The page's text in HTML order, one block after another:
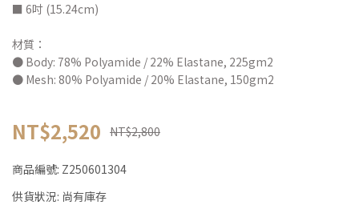
■ 6吋 (15.24cm)
材質：
● Body: 78% Polyamide / 22% Elastane, 225gm2
● Mesh: 80% Polyamide / 20% Elastane, 150gm2
NT$2,520 NT$2,800
商品編號: Z250601304
供貨狀況: 尚有庫存